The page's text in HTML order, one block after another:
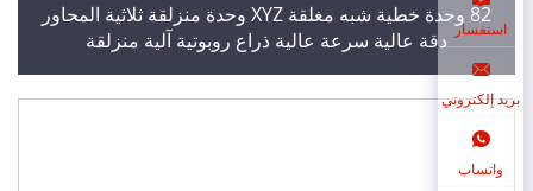
82 وحدة خطية شبه مغلقة XYZ وحدة منزلقة ثلاثية المحاور
دقة عالية سرعة عالية ذراع روبوتية آلية منزلقة استفسار
بريد إلكتروني
واتساب